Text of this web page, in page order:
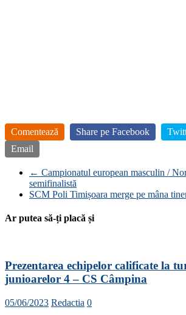
Comentează Share pe Facebook
Email
← Campionatul european masculin /
semifinalistă
SCM Poli Timișoara merge pe mâna
Ar putea să-ți placă și
Prezentarea echipelor calificate la
junioarelor 4 – CS Câmpina
05/06/2023 Redactia 0